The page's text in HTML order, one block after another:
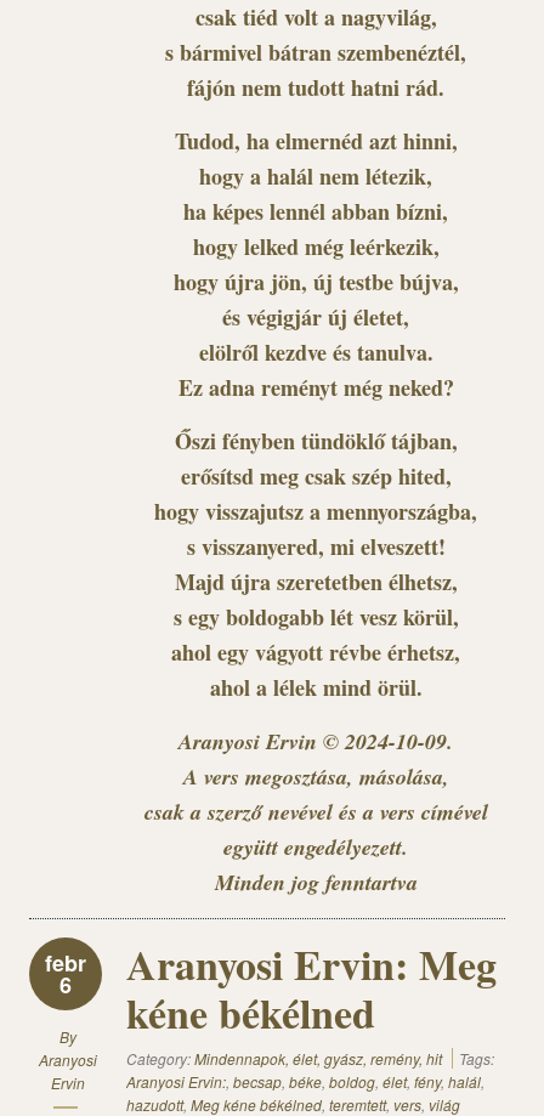
csak tiéd volt a nagyvilág,
s bármivel bátran szembenéztél,
fájón nem tudott hatni rád.
Tudod, ha elmernéd azt hinni,
hogy a halál nem létezik,
ha képes lennél abban bízni,
hogy lelked még leérkezik,
hogy újra jön, új testbe bújva,
és végigjár új életet,
elölről kezdve és tanulva.
Ez adna reményt még neked?
Őszi fényben tündöklő tájban,
erősítsd meg csak szép hited,
hogy visszajutsz a mennyországba,
s visszanyered, mi elveszett!
Majd újra szeretetben élhetsz,
s egy boldogabb lét vesz körül,
ahol egy vágyott révbe érhetsz,
ahol a lélek mind örül.
Aranyosi Ervin © 2024-10-09.
A vers megosztása, másolása,
csak a szerző nevével és a vers címével
együtt engedélyezett.
Minden jog fenntartva
febr
6
By
Aranyosi
Ervin
Aranyosi Ervin: Meg
kéne békélned
Category:Mindennapok, élet, gyász, remény, hit
Tags:
Aranyosi Ervin:, becsap, béke, boldog, élet, fény, halál,
hazudott, Meg kéne békélned, teremtett, vers, világ